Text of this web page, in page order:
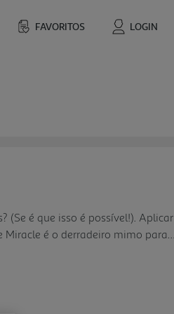
FAVORITOS LOGIN
(Se é que isso é possível!). Aplicar
Miracle é o derradeiro mimo para
a precisar seriamente de